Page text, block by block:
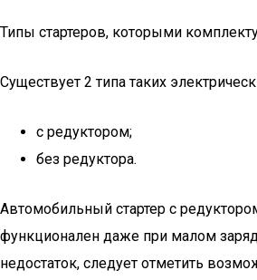
Типы стартеров, которыми
Существует 2 типа таких
с редуктором;
без редуктора.
Автомобильный стартер с
функционален даже при малом
недостаток, следует отметить